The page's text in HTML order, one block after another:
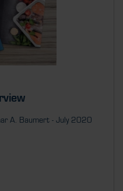
A. Baumert - July 2020